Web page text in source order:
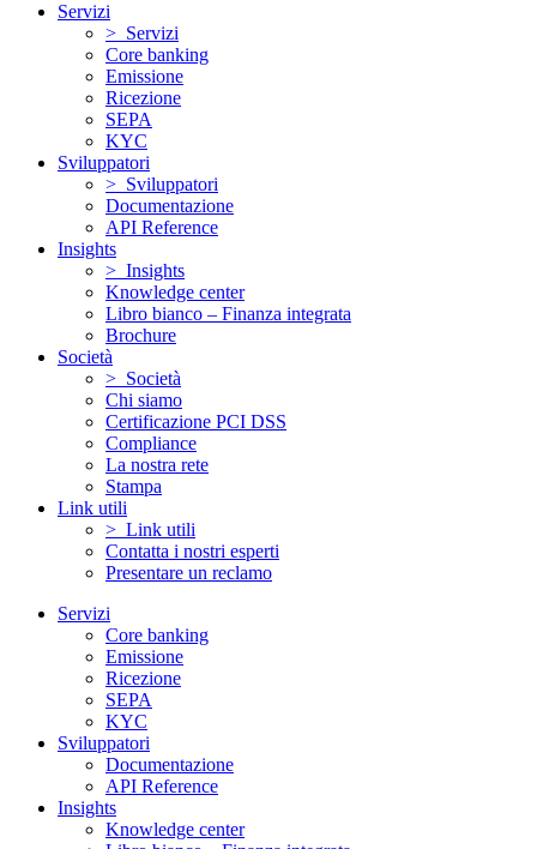
Servizi
> Servizi
Core banking
Emissione
Ricezione
SEPA
KYC
Sviluppatori
> Sviluppatori
Documentazione
API Reference
Insights
> Insights
Knowledge center
Libro bianco – Finanza integrata
Brochure
Società
> Società
Chi siamo
Certificazione PCI DSS
Compliance
La nostra rete
Stampa
Link utili
> Link utili
Contatta i nostri esperti
Presentare un reclamo
Servizi
Core banking
Emissione
Ricezione
SEPA
KYC
Sviluppatori
Documentazione
API Reference
Insights
Knowledge center